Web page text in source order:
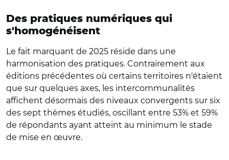
Des pratiques numériques qui
s'homogénéisent
Le fait marquant de 2025 réside dans une
harmonisation des pratiques. Contrairement aux
éditions précédentes où certains territoires n'étaient
que sur quelques axes, les intercommunalités
affichent désormais des niveaux convergents sur six
des sept thèmes étudiés, oscillant entre 53% et 59%
de répondants ayant atteint au minimum le stade
de mise en œuvre.